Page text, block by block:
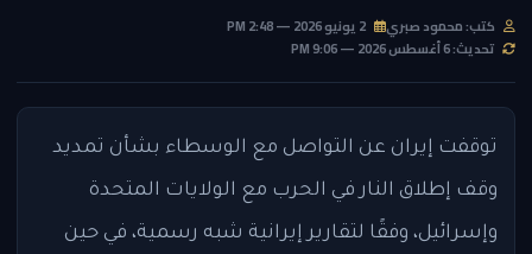
كتب: محمود صبري
تحديث: 6 أغسطس 2026 — 9:06 PM
توقفت إيران عن التواصل مع الوسطاء بشأن تمديد
وقف إطلاق النار في الحرب مع الولايات المتحدة
وإسرائيل، وفقًا لتقارير إيرانية شبه رسمية، في حين